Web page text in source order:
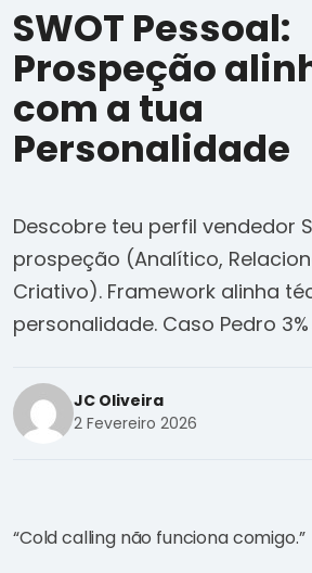
SWOT Pessoal:
Prospeção
com a tua
Personalidade
Descobre teu perfil vendedor
prospeção (Analítico,
Criativo). Framework alinha
personalidade. Caso Pedro
JC Oliveira
2 Fevereiro 2026
“Cold calling não funciona comigo.”